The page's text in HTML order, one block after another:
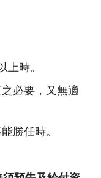
上時。
必要，又無適
勝任時。